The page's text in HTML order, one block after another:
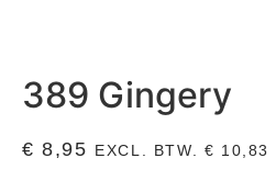
389 Gingery
€ 8,95 EXCL. BTW. € 10,83